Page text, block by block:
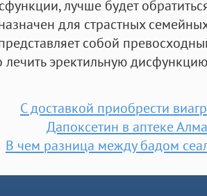
лучше будет
для страстных
собой
лечить эректильную
С доставкой приобрести
Дапоксетин в аптеке
В чем разница между бадом